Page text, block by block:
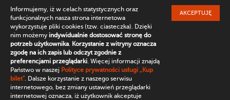
Informujemy, iż w celach statystycznych oraz
funkcjonalnych nasza strona internetowa
wykorzystuje pliki cookies (tzw. ciasteczka). Dzięki
nim możemy indywidualnie dostosować stronę do
potrzeb użytkownika. Korzystanie z witryny oznacza
zgodę na ich zapis lub odczyt zgodnie z
preferencjami przeglądarki. Więcej informacji znajdą
Państwo w naszej Polityce prywatności usługi „Kup
bilet”. Dalsze korzystanie z naszego serwisu
internetowego, bez zmiany ustawień przeglądarki
internetowej oznacza, iż użytkownik akceptuje
AKCEPTUJĘ